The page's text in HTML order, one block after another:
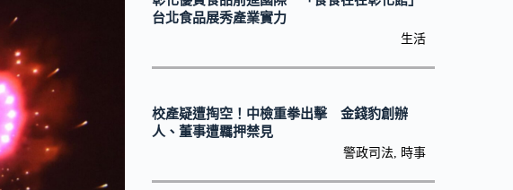
台北食品展秀產業實力
生活
校產疑遭掏空！中檢重拳出擊 金錢豹創辦
人、董事遭羈押禁見
警政司法, 時事